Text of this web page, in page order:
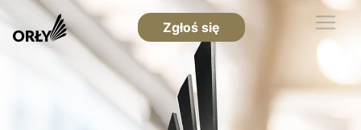
Zgłoś się